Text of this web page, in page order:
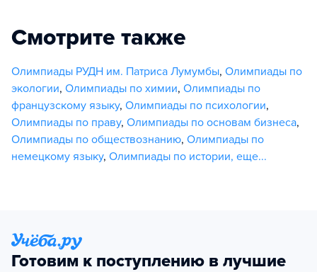
Смотрите также
Олимпиады РУДН им. Патриса Лумумбы, Олимпиады по
экологии, Олимпиады по химии, Олимпиады по
французскому языку, Олимпиады по психологии,
Олимпиады по праву, Олимпиады по основам бизнеса,
Олимпиады по обществознанию, Олимпиады по
немецкому языку, Олимпиады по истории, еще...
Готовим к поступлению в лучшие